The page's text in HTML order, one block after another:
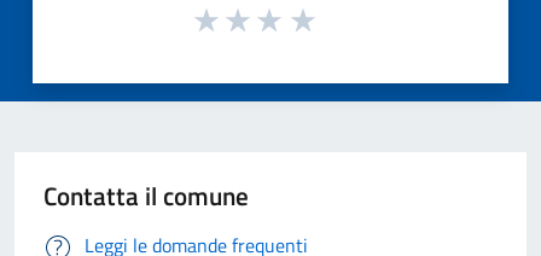
Contatta il comune
Leggi le domande frequenti